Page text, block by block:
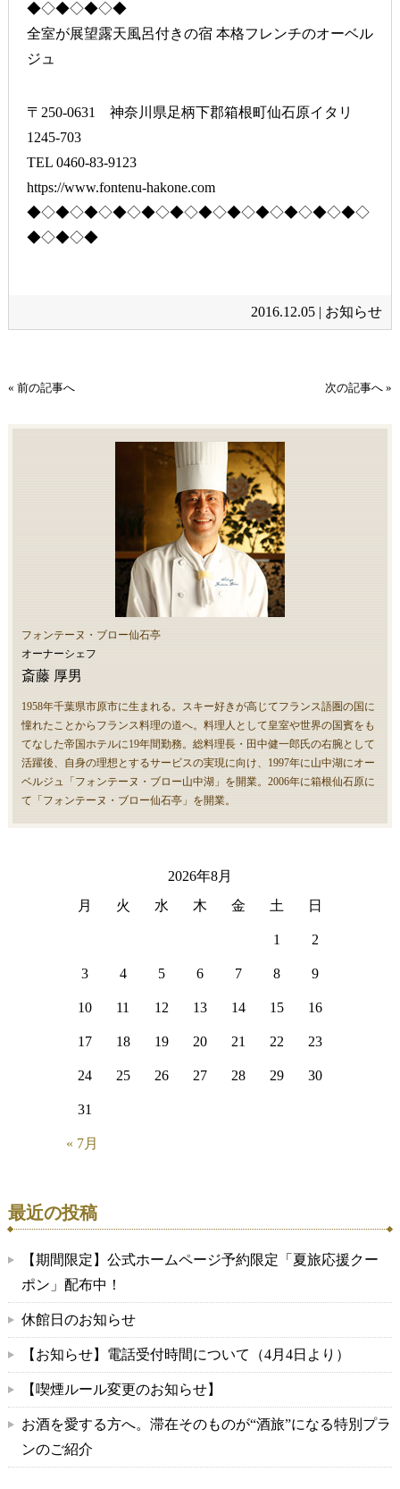
◆◇◆◇◆◇◆
全室が展望露天風呂付きの宿 本格フレンチのオーベル
ジュ
〒250-0631 神奈川県足柄下郡箱根町仙石原イタリ
1245-703
TEL 0460-83-9123
https://www.fontenu-hakone.com
◆◇◆◇◆◇◆◇◆◇◆◇◆◇◆◇◆◇◆◇◆◇◆◇
◆◇◆◇◆
2016.12.05 | お知らせ
« 前の記事へ 次の記事へ »
フォンテーヌ・ブロー仙石亭
オーナーシェフ
斎藤 厚男
1958年千葉県市原市に生まれる。スキー好きが高じてフランス語圏の国に
憧れたことからフランス料理の道へ。料理人として皇室や世界の国賓をも
てなした帝国ホテルに19年間勤務。総料理長・田中健一郎氏の右腕として
活躍後、自身の理想とするサービスの実現に向け、1997年に山中湖にオー
ベルジュ「フォンテーヌ・ブロー山中湖」を開業。2006年に箱根仙石原に
て「フォンテーヌ・ブロー仙石亭」を開業。
2026年8月
月
火 水 木 金 土 日
« 7月
1 2
3 4 5 6 7 8 9
10 11 12 13 14 15 16
17 18 19 20 21 22 23
24 25 26 27 28 29 30
31
最近の投稿
【期間限定】公式ホームページ予約限定「夏旅応援クー
ポン」配布中！
休館日のお知らせ
【お知らせ】電話受付時間について（4月4日より）
【喫煙ルール変更のお知らせ】
お酒を愛する方へ。滞在そのものが“酒旅”になる特別プラ
ンのご紹介